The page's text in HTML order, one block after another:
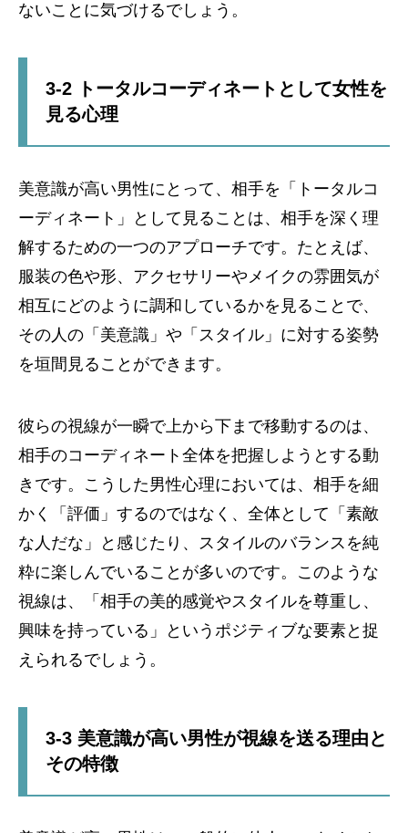
ないことに気づけるでしょう。
3-2 トータルコーディネートとして女性を
見る心理
美意識が高い男性にとって、相手を「トータルコ
ーディネート」として見ることは、相手を深く理
解するための一つのアプローチです。たとえば、
服装の色や形、アクセサリーやメイクの雰囲気が
相互にどのように調和しているかを見ることで、
その人の「美意識」や「スタイル」に対する姿勢
を垣間見ることができます。
彼らの視線が一瞬で上から下まで移動するのは、
相手のコーディネート全体を把握しようとする動
きです。こうした男性心理においては、相手を細
かく「評価」するのではなく、全体として「素敵
な人だな」と感じたり、スタイルのバランスを純
粋に楽しんでいることが多いのです。このような
視線は、「相手の美的感覚やスタイルを尊重し、
興味を持っている」というポジティブな要素と捉
えられるでしょう。
3-3 美意識が高い男性が視線を送る理由と
その特徴